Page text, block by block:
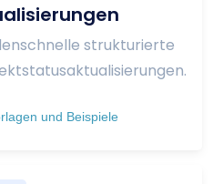
strukturierte
und Beispiele